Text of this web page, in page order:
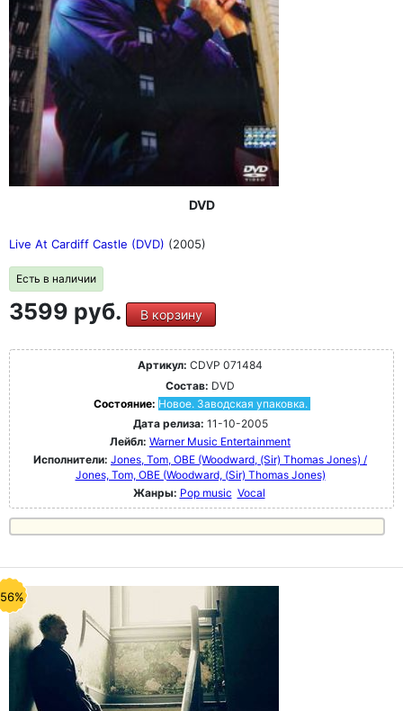
DVD
Live At Cardiff Castle (DVD) (2005)
Есть в наличии
3599 руб. В корзину
Артикул: CDVP 071484
Состав: DVD
Состояние: Новое. Заводская упаковка.
Дата релиза: 11-10-2005
Лейбл: Warner Music Entertainment
Исполнители: Jones, Tom, OBE (Woodward, (Sir) Thomas Jones) /
Jones, Tom, OBE (Woodward, (Sir) Thomas Jones)
Жанры: Pop music Vocal